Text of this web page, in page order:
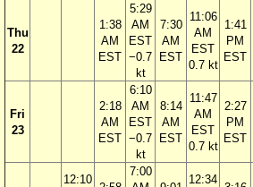
Thu
22
1:38
AM
EST
5:29
AM
EST
−0.7
kt
7:30
AM
EST
11:06
AM
EST
0.7 kt
1:41
PM
EST
Fri
23
2:18
AM
EST
6:10
AM
EST
−0.7
kt
8:14
AM
EST
11:47
AM
EST
0.7 kt
2:27
PM
EST
12:10
7:00
12:34